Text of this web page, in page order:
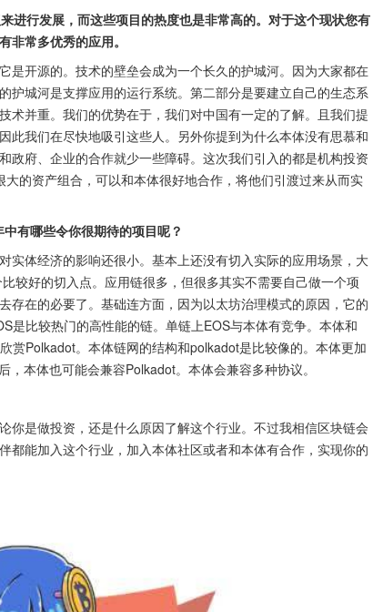
行发展，而这些项目的热度也是非常高的。对于这个现状您有
非常多优秀的应用。
是开源的。技术的壁垒会成为一个长久的护城河。因为大家都在
护城河是支撑应用的运行系统。第二部分是要建立自己的生态系
术并重。我们的优势在于，我们对中国有一定的了解。且我们提
此我们在尽快地吸引这些人。另外你提到为什么本体没有思慕和
政府、企业的合作就少一些障碍。这次我们引入的都是机构投资
的资产组合，可以和本体很好地合作，将他们引渡过来从而实
有哪些令你很期待的项目呢？
实体经济的影响还很小。基本上还没有切入实际的应用场景，大
较好的切入点。应用链很多，但很多其实不需要自己做一个项
存在的必要了。基础连方面，因为以太坊治理模式的原因，它的
是比较热门的高性能的链。单链上EOS与本体有竞争。本体和
赏Polkadot。本体链网的结构和polkadot是比较像的。本体更加
本体也可能会兼容Polkadot。本体会兼容多种协议。
你是做投资，还是什么原因了解这个行业。不过我相信区块链会
都能加入这个行业，加入本体社区或者和本体有合作，实现你的